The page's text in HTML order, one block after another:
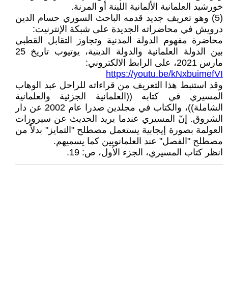
خورشيد العلمانية الألمانية اللينة أو المرنة.
(5) وهو تعريف جديد قدمه الباحث السوري حسام الدين
درويش في محاضراته الجديدة على شبكة الإنترنيت:
محاضرة مفهوم الدولة المدنية وتجاوز التقابل القطبي
بين الدولة العلمانية والدولة الدينية، يوتيوب تاريخ 25
مارس 2021، على الرابط الالكتروني:
https://youtu.be/kNxbuimefVI
وقد استنبط هذا التعريف من قراءاته للراحل عبد الوهاب
المسيري في كتابه ((العلمانية الجزئية والعلمانية
الشاملة))، والكتاب في مجلدين صدرا عام 2002 عن دار
الشروق. إنّ المسيري عندما يريد الحديث عن سيرورات
العولمة بصورة إيجابية يستعمل مصطلح "التمايز" بدلاً من
مصطلح "الفصل" عند العلمانويين كما يسميهم.
انظر كتاب المسيري، الجزء الأول، ص: 19.